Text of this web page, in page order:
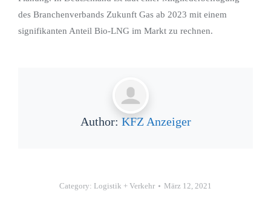
des Branchenverbands Zukunft Gas ab 2023 mit einem
signifikanten Anteil Bio-LNG im Markt zu rechnen.
Author: KFZ Anzeiger
Category: Logistik + Verkehr März 12, 2021